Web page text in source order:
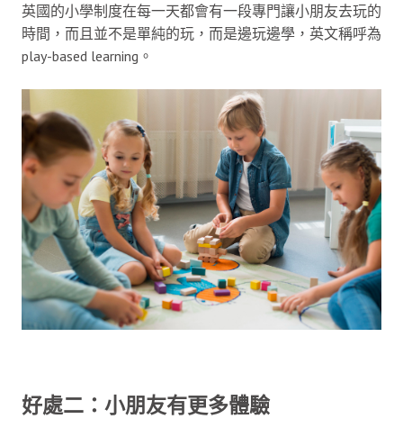
英國的小學制度在每一天都會有一段專門讓小朋友去玩的
時間，而且並不是單純的玩，而是邊玩邊學，英文稱呼為
play-based learning。
好處二：小朋友有更多體驗